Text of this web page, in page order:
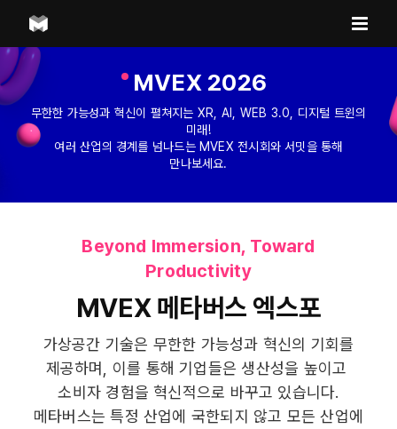
content
MVEX 2026
무한한 가능성과 혁신이 펼쳐지는 XR, AI, WEB 3.0, 디지털 트윈의
미래!
여러 산업의 경계를 넘나드는 MVEX 전시회와 서밋을 통해
만나보세요.
Beyond Immersion, Toward
Productivity
MVEX 메타버스 엑스포
가상공간 기술은 무한한 가능성과 혁신의 기회를
제공하며, 이를 통해 기업들은 생산성을 높이고
소비자 경험을 혁신적으로 바꾸고 있습니다.
메타버스는 특정 산업에 국한되지 않고 모든 산업에